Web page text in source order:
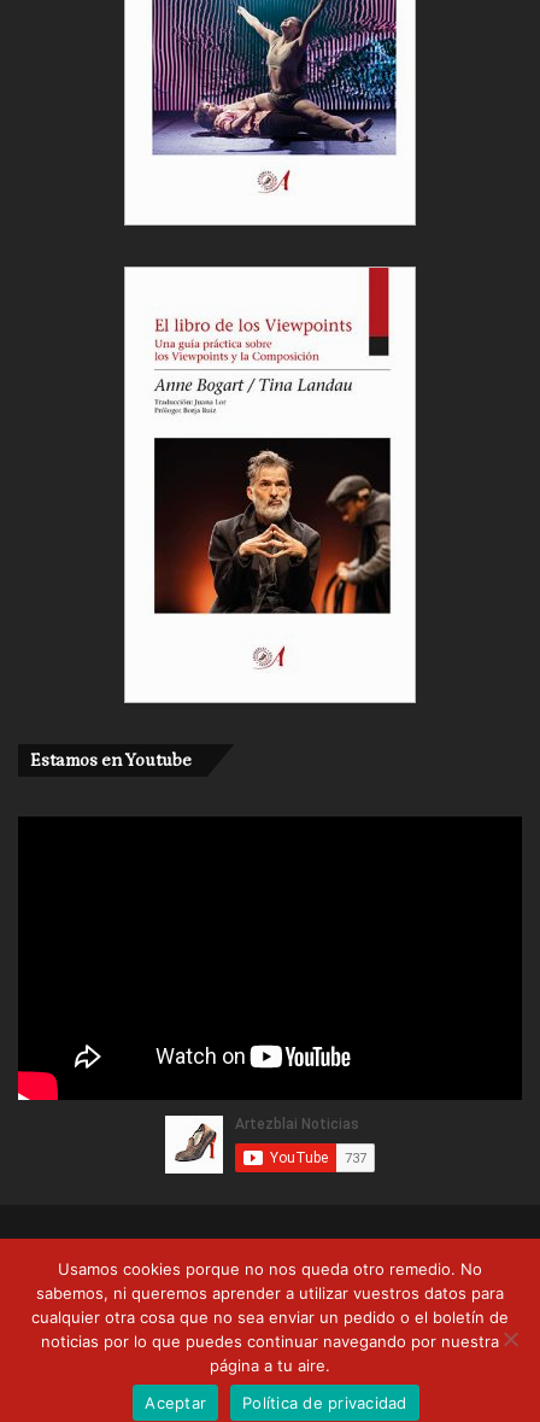
Estamos en Youtube
Política de privacidad
Términos y condiciones
Formas de pago
Envíos y devoluciones
RSS Facebook
TwitterYouTube
Usamos cookies porque no nos queda otro remedio. No
sabemos, ni queremos aprender a utilizar vuestros datos para
cualquier otra cosa que no sea enviar un pedido o el boletín de
noticias por lo que puedes continuar navegando por nuestra
página a tu aire.
Aceptar
Política de privacidad